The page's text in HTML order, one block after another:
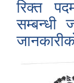
रिक्त
सम्बन्धी